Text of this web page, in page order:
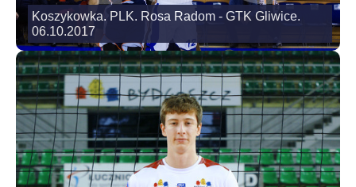
Koszykowka. PLK. Rosa Radom - GTK Gliwice.
06.10.2017